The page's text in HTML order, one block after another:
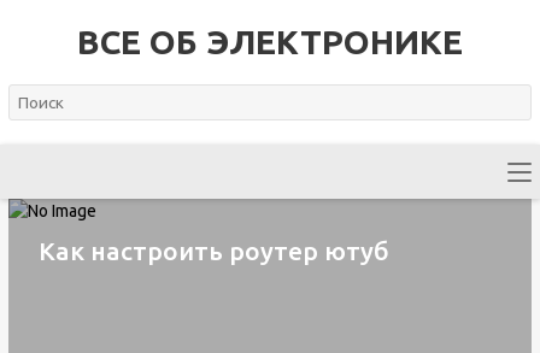
ВСЕ ОБ ЭЛЕКТРОНИКЕ
Как настроить роутер ютуб